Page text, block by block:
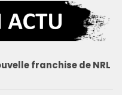
franchise de NRL